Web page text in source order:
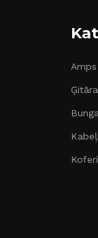
Amps
Kabeļi
Koferi